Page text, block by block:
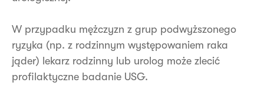
W przypadku mężczyzn z grup podwyższonego
ryzyka (np. z rodzinnym występowaniem raka
jąder) lekarz rodzinny lub urolog może zlecić
profilaktyczne badanie USG.